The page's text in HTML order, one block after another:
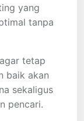
yang
tanpa
tetap
baik akan
sekaligus
pencari.